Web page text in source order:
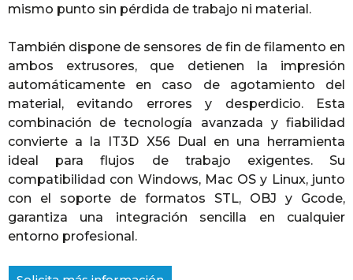
mismo punto sin pérdida de trabajo ni material.
También dispone de sensores de fin de filamento en
ambos extrusores, que detienen la impresión
automáticamente en caso de agotamiento del
material, evitando errores y desperdicio. Esta
combinación de tecnología avanzada y fiabilidad
convierte a la IT3D X56 Dual en una herramienta
ideal para flujos de trabajo exigentes. Su
compatibilidad con Windows, Mac OS y Linux, junto
con el soporte de formatos STL, OBJ y Gcode,
garantiza una integración sencilla en cualquier
entorno profesional.